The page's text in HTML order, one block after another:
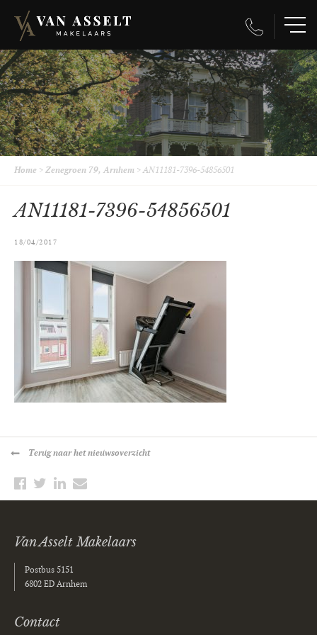
Home > Zenegroen 79, Arnhem >AN11181-7396-54856501
AN11181-7396-54856501
18/04/2017
Terugnaar het nieuwsoverzicht
Van Asselt Makelaars
Postbus 5151
6802 ED Arnhem
Contact